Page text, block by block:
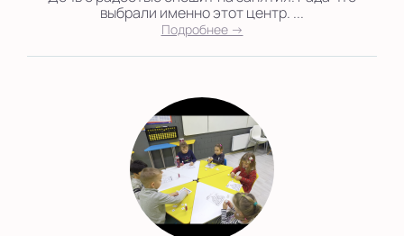
выбрали именно этот центр. ...
Подробнее →